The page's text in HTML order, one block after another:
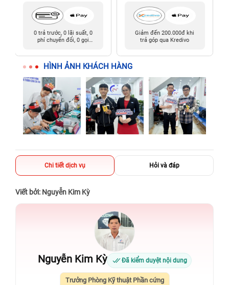
0 trả trước, 0 lãi suất, 0
phí chuyển đổi, 0 gọi
Giảm đến 200.000đ khi
trả góp qua Kredivo
HÌNH ẢNH KHÁCH HÀNG
Chi tiết dịch vụ Hỏi và đáp
Viết bởi: Nguyễn Kim Kỳ
Nguyễn Kim Kỳ Đã kiểm duyệt nội dung
Trưởng Phòng Kỹ thuật Phần cứng